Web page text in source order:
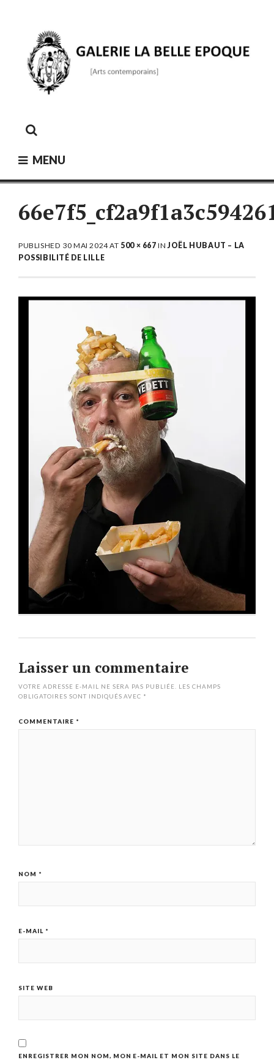
MENU
PUBLISHED 30 MAI 2024AT 500 × 667 INJOËL HUBAUT – LA
POSSIBILITÉ DE LILLE
Laisser un commentaire
VOTRE ADRESSE E-MAIL NE SERA PAS PUBLIÉE.
LES CHAMPS
OBLIGATOIRES SONT INDIQUÉS AVEC *
COMMENTAIRE *
NOM *
E-MAIL *
SITE WEB
ENREGISTRER MON NOM, MON E-MAIL ET MON SITE DANS LE